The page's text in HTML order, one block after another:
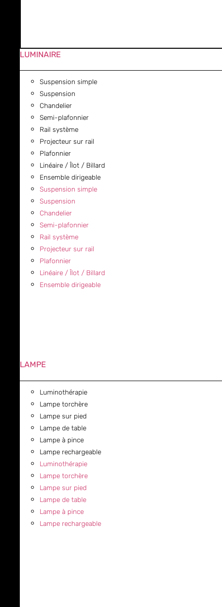
LUMINAIRE
Suspension simple
Suspension
Chandelier
Semi-plafonnier
Rail système
Projecteur sur rail
Plafonnier
Linéaire / Îlot / Billard
Ensemble dirigeable
Suspension simple
Suspension
Chandelier
Semi-plafonnier
Rail système
Projecteur sur rail
Plafonnier
Linéaire / Îlot / Billard
Ensemble dirigeable
LAMPE
Luminothérapie
Lampe torchère
Lampe sur pied
Lampe de table
Lampe à pince
Lampe rechargeable
Luminothérapie
Lampe torchère
Lampe sur pied
Lampe de table
Lampe à pince
Lampe rechargeable